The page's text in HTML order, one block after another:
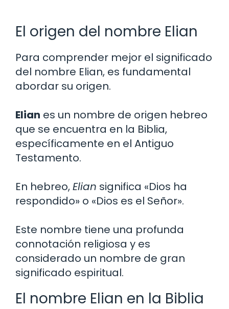
El origen del nombre Elian
Para comprender mejor el significado
del nombre Elian, es fundamental
abordar su origen.
Elian es un nombre de origen hebreo
que se encuentra en la Biblia,
específicamente en el Antiguo
Testamento.
En hebreo,Elian significa «Dios ha
respondido» o «Dios es el Señor».
Este nombre tiene una profunda
connotación religiosa y es
considerado un nombre de gran
significado espiritual.
El nombre Elian en la Biblia